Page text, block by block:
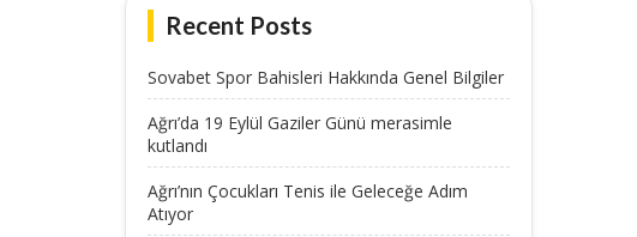
Recent Posts
Sovabet Spor Bahisleri Hakkında Genel Bilgiler
Ağrı’da 19 Eylül Gaziler Günü merasimle
kutlandı
Ağrı’nın Çocukları Tenis ile Geleceğe Adım
Atıyor